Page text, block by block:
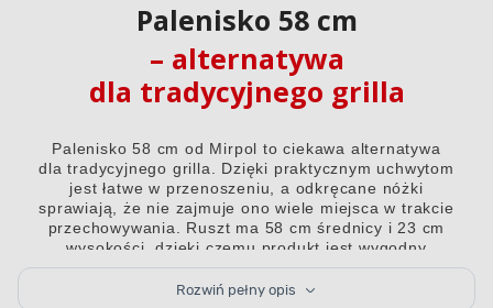
Palenisko 58 cm
– alternatywa
dla tradycyjnego grilla
Palenisko 58 cm od Mirpol to ciekawa alternatywa
dla tradycyjnego grilla. Dzięki praktycznym uchwytom
jest łatwe w przenoszeniu, a odkręcane nóżki
sprawiają, że nie zajmuje ono wiele miejsca w trakcie
przechowywania. Ruszt ma 58 cm średnicy i 23 cm
wysokości, dzięki czemu produkt jest wygodny
w użytkowaniu.
Rozwiń pełny opis